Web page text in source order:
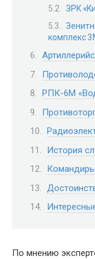
ЗРК
комплекс
РПК-6М
История
По мнению